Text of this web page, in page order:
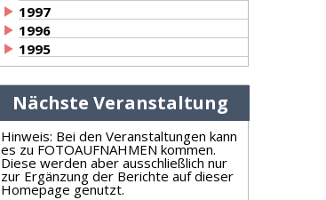
1997
1996
1995
Nächste Veranstaltung
Hinweis: Bei den Veranstaltungen kann
es zu FOTOAUFNAHMEN kommen.
Diese werden aber ausschließlich nur
zur Ergänzung der Berichte auf dieser
Homepage genutzt.